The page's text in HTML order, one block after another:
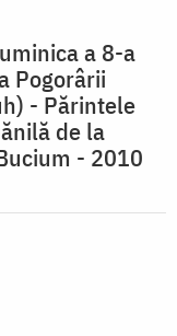
a 8-a
Pogorârii
- Părintele
de la
- 2010